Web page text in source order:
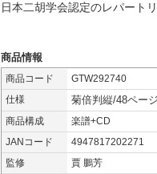
日本二胡学会認定のレパートリ
商品情報
商品コード GTW292740
仕様
菊倍判縦/48ページ
商品構成
楽譜+CD
JANコード
4947817202271
監修
賈 鵬芳